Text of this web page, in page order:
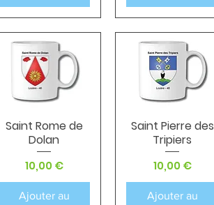
Aperçu rapide
Saint Rome de
Dolan
Prix
10,00 €
Ajouter au
Aperçu rapide
Saint Pierre des
Tripiers
Prix
10,00 €
Ajouter au